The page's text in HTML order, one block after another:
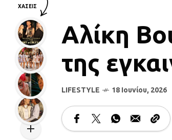
Αλίκη
της
LIFESTYLE 18 Ιουνίου, 2026
ΧΑΣΕΙΣ